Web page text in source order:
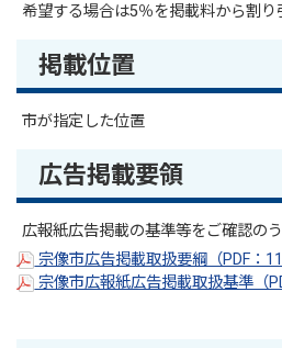
希望する場合は5％を掲載料から割り
掲載位置
市が指定した位置
広告掲載要領
広報紙広告掲載の基準等をご確認の
宗像市広告掲載取扱要綱（PDF：
宗像市広報紙広告掲載取扱基準（